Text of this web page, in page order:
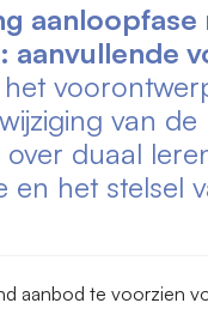
aanloopfase
aanvullende
van de
duaal
en het stelsel
aanbod te voorzien